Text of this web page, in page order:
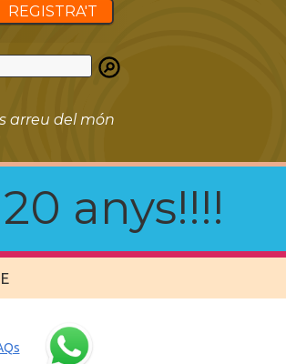
REGISTRA'T
arreu del món
anys!!!!